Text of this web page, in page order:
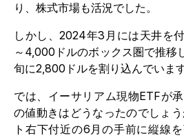
り、株式市場も活況でした。
しかし、2024年3月には天井を
～4,000ドルのボックス圏で推移
旬に2,800ドルを割り込んでいます
では、イーサリアム現物ETFが
の値動きはどうなったのでしょ
ト右下付近の6月の手前に縦線